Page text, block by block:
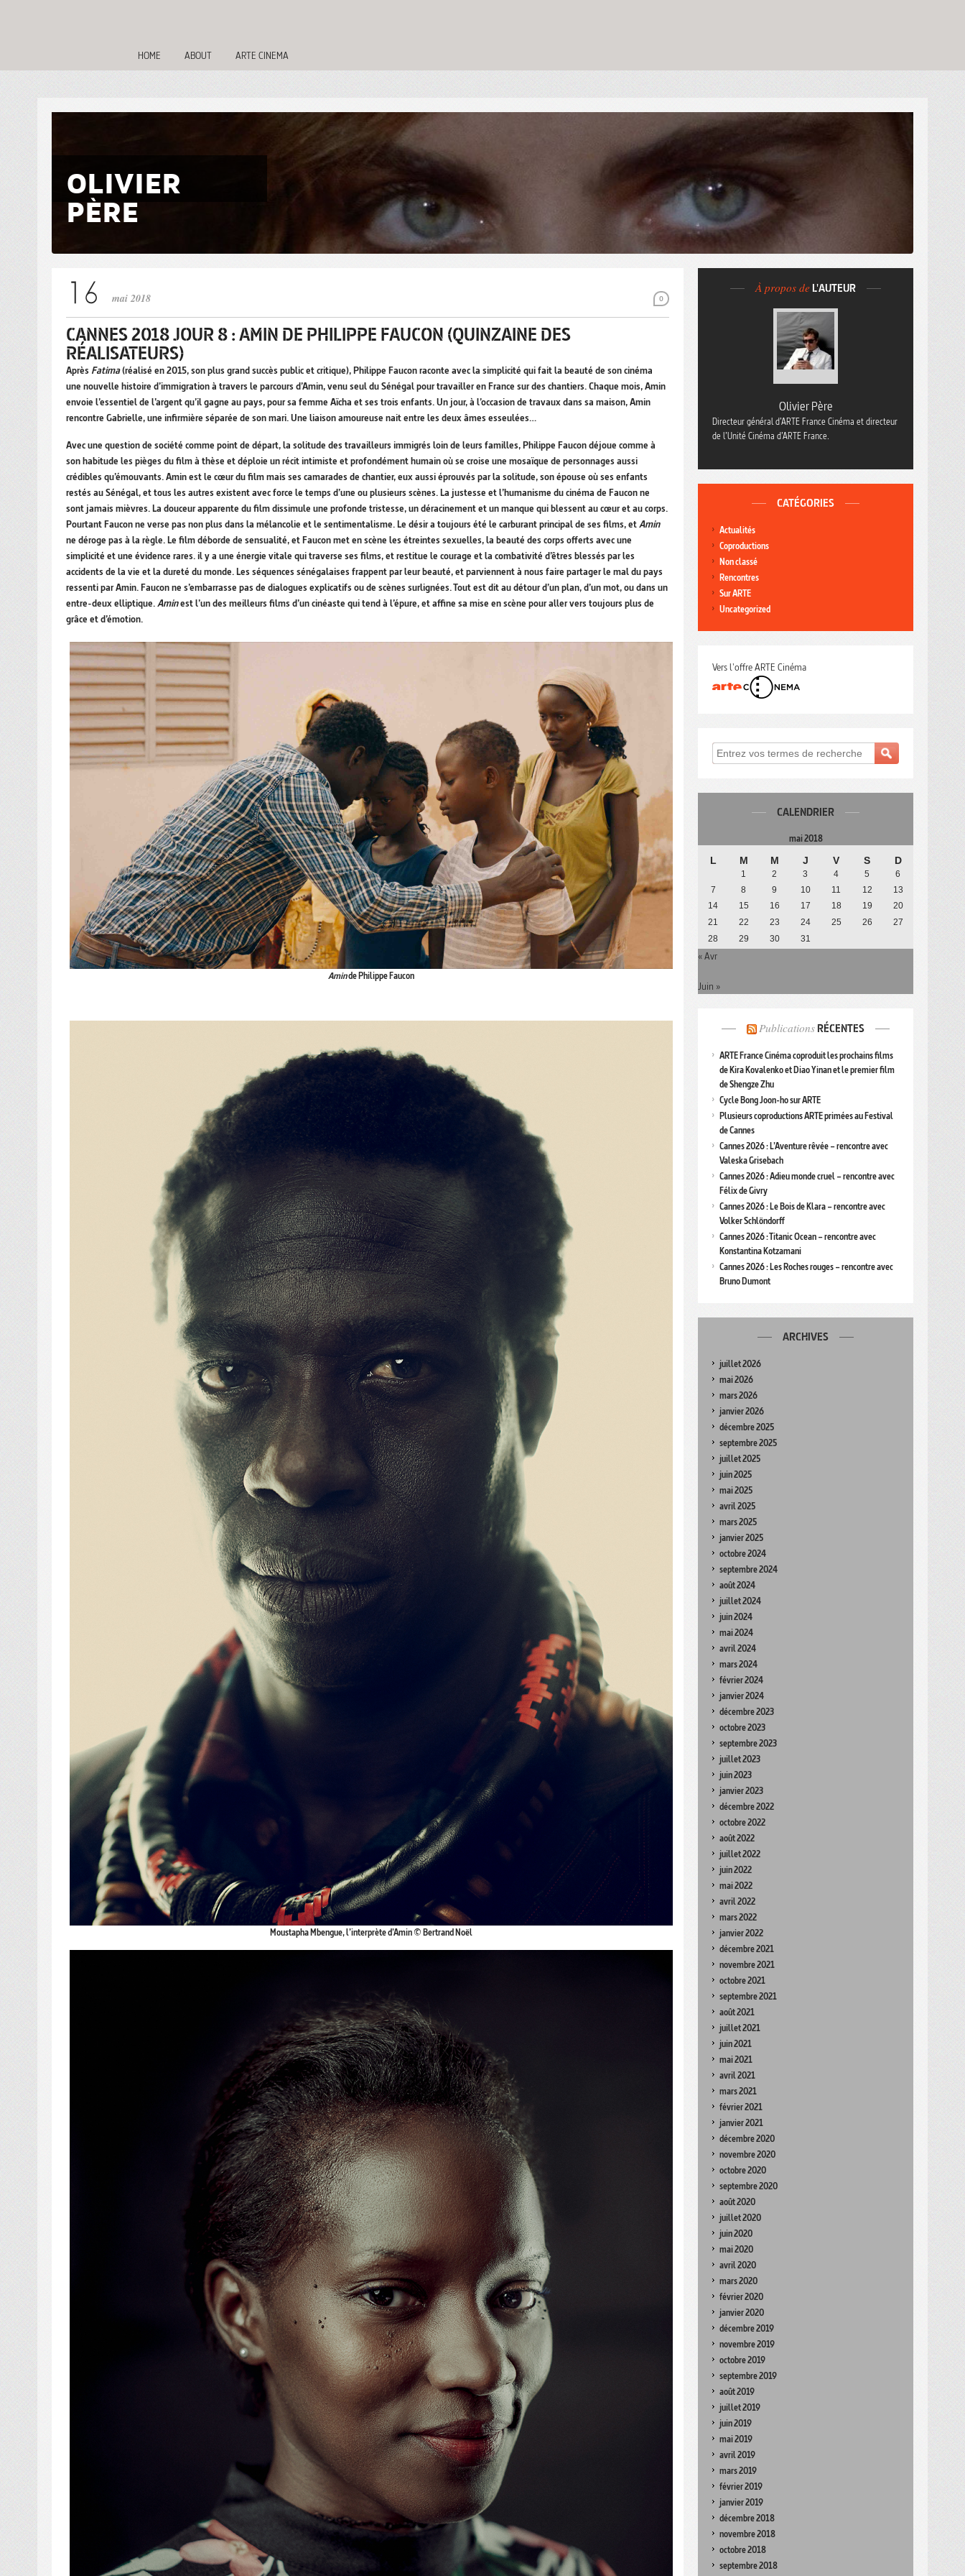
HOME ABOUT ARTE CINEMA
OLIVIER
PÈRE
0
mai 2018
CANNES 2018 JOUR 8 : AMIN DE PHILIPPE FAUCON (QUINZAINE DES
RÉALISATEURS)
Après Fatima(réalisé en 2015, son plus grand succès public et critique), Philippe Faucon raconte avec la simplicité qui fait la beauté de son cinéma
une nouvelle histoire d’immigration à travers le parcours d’Amin, venu seul du Sénégal pour travailler en France sur des chantiers. Chaque mois, Amin
envoie l’essentiel de l’argent qu’il gagne au pays, pour sa femme Aïcha et ses trois enfants. Un jour, à l’occasion de travaux dans sa maison, Amin
rencontre Gabrielle, une infirmière séparée de son mari. Une liaison amoureuse nait entre les deux âmes esseulées…
Avec une question de société comme point de départ, la solitude des travailleurs immigrés loin de leurs familles, Philippe Faucon déjoue comme à
son habitude les pièges du film à thèse et déploie un récit intimiste et profondément humain où se croise une mosaïque de personnages aussi
crédibles qu’émouvants. Amin est le cœur du film mais ses camarades de chantier, eux aussi éprouvés par la solitude, son épouse où ses enfants
restés au Sénégal, et tous les autres existent avec force le temps d’une ou plusieurs scènes. La justesse et l’humanisme du cinéma de Faucon ne
sont jamais mièvres. La douceur apparente du film dissimule une profonde tristesse, un déracinement et un manque qui blessent au cœur et au corps.
Pourtant Faucon ne verse pas non plus dans la mélancolie et le sentimentalisme. Le désir a toujours été le carburant principal de ses films, etAmin
ne déroge pas à la règle. Le film déborde de sensualité, et Faucon met en scène les étreintes sexuelles, la beauté des corps offerts avec une
simplicité et une évidence rares. il y a une énergie vitale qui traverse ses films, et restitue le courage et la combativité d’êtres blessés par les
accidents de la vie et la dureté du monde. Les séquences sénégalaises frappent par leur beauté, et parviennent à nous faire partager le mal du pays
ressenti par Amin. Faucon ne s’embarrasse pas de dialogues explicatifs ou de scènes surlignées. Tout est dit au détour d’un plan, d’un mot, ou dans un
entre-deux elliptique.Aminest l’un des meilleurs films d’un cinéaste qui tend à l’épure, et affine sa mise en scène pour aller vers toujours plus de
grâce et d’émotion.
Aminde Philippe Faucon
Moustapha Mbengue, l’interprète d’Amin © Bertrand Noël
À propos de L'AUTEUR
Olivier Père
Directeur général d’ARTE France Cinéma et directeur
de l’Unité Cinéma d’ARTE France.
CATÉGORIES
Actualités
Coproductions
Non classé
Rencontres
Sur ARTE
Uncategorized
Vers l'offre ARTE Cinéma
CALENDRIER
mai 2018
L M M J V S D
1 2 3 4 5
6
7
8 9 10 11 12
13
14
15 16 17 18 19
20
21
22 23 24 25 26
27
28
29 30 31
« Avr
Juin »
Publications RÉCENTES
ARTE France Cinéma coproduit les prochains films
de Kira Kovalenko et Diao Yinan et le premier film
de Shengze Zhu
Cycle Bong Joon-ho sur ARTE
Plusieurs coproductions ARTE primées au Festival
de Cannes
Cannes 2026 : L’Aventure rêvée – rencontre avec
Valeska Grisebach
Cannes 2026 : Adieu monde cruel – rencontre avec
Félix de Givry
Cannes 2026 : Le Bois de Klara – rencontre avec
Volker Schlöndorff
Cannes 2026 : Titanic Ocean – rencontre avec
Konstantina Kotzamani
Cannes 2026 : Les Roches rouges – rencontre avec
Bruno Dumont
ARCHIVES
juillet 2026
mai 2026
mars 2026
janvier 2026
décembre 2025
septembre 2025
juillet 2025
juin 2025
mai 2025
avril 2025
mars 2025
janvier 2025
octobre 2024
septembre 2024
août 2024
juillet 2024
juin 2024
mai 2024
avril 2024
mars 2024
février 2024
janvier 2024
décembre 2023
octobre 2023
septembre 2023
juillet 2023
juin 2023
janvier 2023
décembre 2022
octobre 2022
août 2022
juillet 2022
juin 2022
mai 2022
avril 2022
mars 2022
janvier 2022
décembre 2021
novembre 2021
octobre 2021
septembre 2021
août 2021
juillet 2021
juin 2021
mai 2021
avril 2021
mars 2021
février 2021
janvier 2021
décembre 2020
novembre 2020
octobre 2020
septembre 2020
août 2020
juillet 2020
juin 2020
mai 2020
avril 2020
mars 2020
février 2020
janvier 2020
décembre 2019
novembre 2019
octobre 2019
septembre 2019
août 2019
juillet 2019
juin 2019
mai 2019
avril 2019
mars 2019
février 2019
janvier 2019
décembre 2018
novembre 2018
octobre 2018
septembre 2018